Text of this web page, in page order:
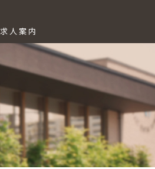
求人案内